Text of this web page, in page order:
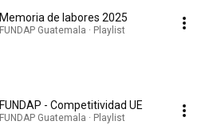
Memoria de labores 2025
FUNDAP Guatemala · Playlist
FUNDAP - Competitividad UE
FUNDAP Guatemala · Playlist